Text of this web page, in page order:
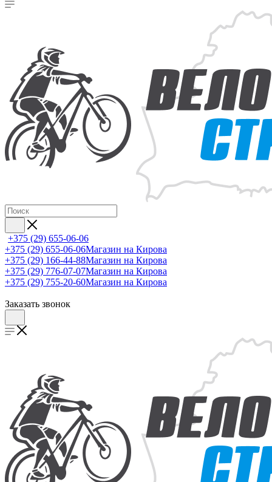
+375 (29) 655-06-06
+375 (29) 655-06-06Магазин на Кирова
+375 (29) 166-44-88Магазин на Кирова
+375 (29) 776-07-07Магазин на Кирова
+375 (29) 755-20-60Магазин на Кирова
Заказать звонок